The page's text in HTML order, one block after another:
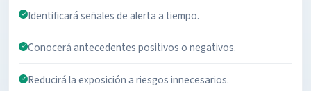
Identificará señales de alerta a tiempo.
Conocerá antecedentes positivos o negativos.
Reducirá la exposición a riesgos innecesarios.